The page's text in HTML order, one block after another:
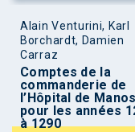
Alain Venturini, Karl
Borchardt, Damien
Carraz
Comptes de la
commanderie de
l’Hôpital de
pour les années
à 1290